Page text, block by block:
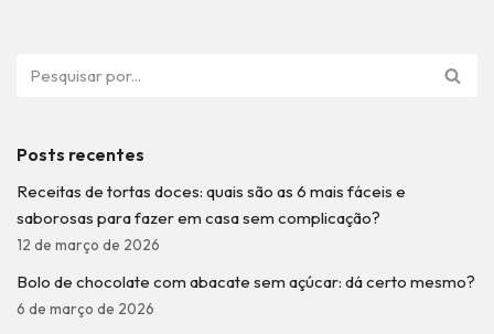
Posts recentes
Receitas de tortas doces: quais são as 6 mais fáceis e
saborosas para fazer em casa sem complicação?
12 de março de 2026
Bolo de chocolate com abacate sem açúcar: dá certo mesmo?
6 de março de 2026